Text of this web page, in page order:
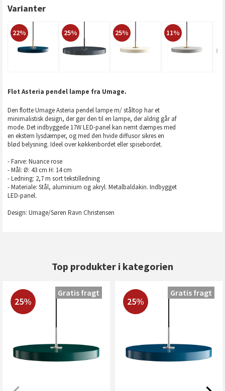
Varianter
22% 25% 25% 11%
Flot Asteria pendel lampe fra Umage.
Den flotte Umage Asteria pendel lampe m/ ståltop har et
minimalistisk design, der gør den til en lampe, der aldrig går af
mode. Det indbyggede 17W LED-panel kan nemt dæmpes med
en ekstern lysdæmper, og med den hvide diffusor sikres en
blød belysning. Ideel over køkkenbordet eller spisebordet.
- Farve: Nuance rose
- Mål: Ø: 43 cm H: 14 cm
- Ledning: 2,7 m sort tekstilledning
- Materiale: Stål, aluminium og akryl. Metalbaldakin. Indbygget
LED-panel.
Design: Umage/Søren Ravn Christensen
Top produkter i kategorien
25%
Gratis fragt
25%
Gratis fragt